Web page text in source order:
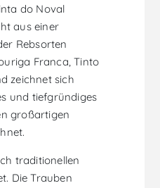
do Noval
aus einer
Rebsorten
Franca, Tinto
zeichnet sich
und tiefgründiges
großartigen
traditionellen
Die Trauben